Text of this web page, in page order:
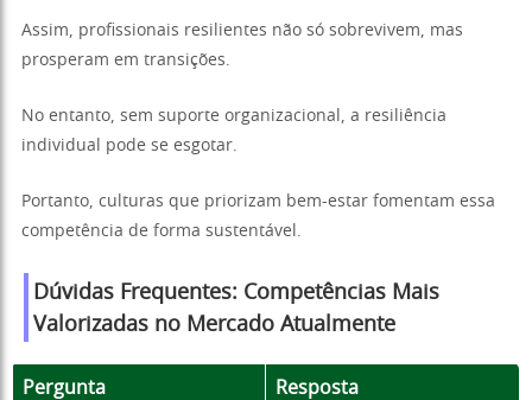
Assim, profissionais resilientes não só sobrevivem, mas
prosperam em transições.
No entanto, sem suporte organizacional, a resiliência
individual pode se esgotar.
Portanto, culturas que priorizam bem-estar fomentam essa
competência de forma sustentável.
Dúvidas Frequentes: Competências Mais
Valorizadas no Mercado Atualmente
Pergunta Resposta